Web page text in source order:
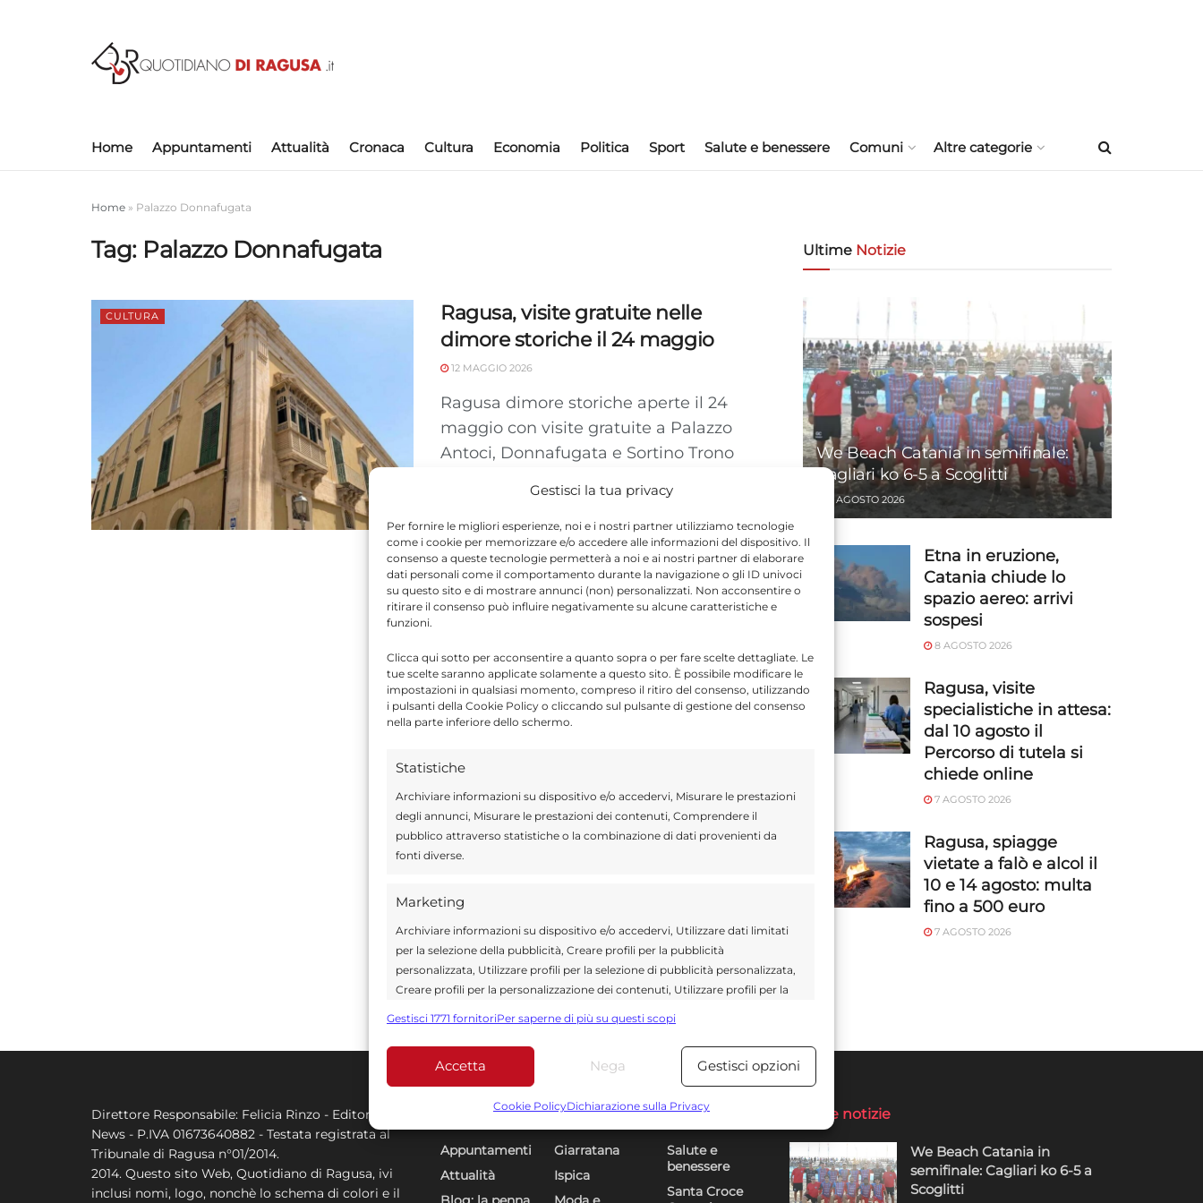
Gestisci la tua privacy
Per fornire le migliori esperienze, noi e i nostri partner utilizziamo tecnologie
come i cookie per memorizzare e/o accedere alle informazioni del dispositivo. Il
consenso a queste tecnologie permetterà a noi e ai nostri partner di elaborare
dati personali come il comportamento durante la navigazione o gli ID univoci
su questo sito e di mostrare annunci (non) personalizzati. Non acconsentire o
ritirare il consenso può influire negativamente su alcune caratteristiche e
funzioni.
Clicca qui sotto per acconsentire a quanto sopra o per fare scelte dettagliate. Le
tue scelte saranno applicate solamente a questo sito. È possibile modificare le
impostazioni in qualsiasi momento, compreso il ritiro del consenso, utilizzando
i pulsanti della Cookie Policy o cliccando sul pulsante di gestione del consenso
nella parte inferiore dello schermo.
Statistiche
Archiviare informazioni su dispositivo e/o accedervi, Misurare le prestazioni
degli annunci, Misurare le prestazioni dei contenuti, Comprendere il
pubblico attraverso statistiche o la combinazione di dati provenienti da
fonti diverse.
Marketing
Archiviare informazioni su dispositivo e/o accedervi, Utilizzare dati limitati
per la selezione della pubblicità, Creare profili per la pubblicità
personalizzata, Utilizzare profili per la selezione di pubblicità personalizzata,
Creare profili per la personalizzazione dei contenuti, Utilizzare profili per la
Utilizzare dati limitati per la selezione dei contenuti.
Funzionalità Sempre attivo
Abbinare e combinare dati provenienti da altre fonti di dati,
alle informazioni trasmesse automaticamente.
Utilizzare dati di geolocalizzazione precisi, Riconoscere i
Gestisci 1771 fornitoriPer saperne di più su questi scopi
Accetta Nega Gestisci opzioni
Cookie PolicyDichiarazione sulla Privacy
Home Appuntamenti Attualità Cronaca Cultura Economia Politica Sport Salute e benessere Comuni Altre categorie
Home » Palazzo Donnafugata
Tag: Palazzo Donnafugata
CULTURA
Ragusa, visite gratuite nelle
dimore storiche il 24 maggio
12 MAGGIO 2026
Ragusa dimore storiche aperte il 24
maggio con visite gratuite a Palazzo
Antoci, Donnafugata e Sortino Trono
Ultime Notizie
We Beach Catania in semifinale:
Cagliari ko 6-5 a Scoglitti
8 AGOSTO 2026
Etna in eruzione,
Catania chiude lo
spazio aereo: arrivi
sospesi
8 AGOSTO 2026
Ragusa, visite
specialistiche in attesa:
dal 10 agosto il
Percorso di tutela si
chiede online
7 AGOSTO 2026
Ragusa, spiagge
vietate a falò e alcol il
10 e 14 agosto: multa
fino a 500 euro
7 AGOSTO 2026
Direttore Responsabile: Felicia Rinzo - Editore QDR
News - P.IVA 01673640882 - Testata registrata al
Tribunale di Ragusa n°01/2014.
2014. Questo sito Web, Quotidiano di Ragusa, ivi
inclusi nomi, logo, nonchè lo schema di colori e il
Appuntamenti
Attualità
Giarratana
Ispica
Salute e
benessere
Santa Croce
Ultime notizie
We Beach Catania in
semifinale: Cagliari ko 6-5 a
Scoglitti